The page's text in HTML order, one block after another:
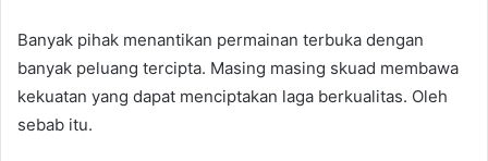
Banyak pihak menantikan permainan terbuka dengan
banyak peluang tercipta. Masing masing skuad membawa
kekuatan yang dapat menciptakan laga berkualitas. Oleh
sebab itu.